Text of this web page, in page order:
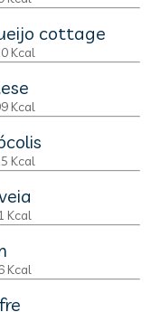
cottage
Kcal
Kcal
Kcal
Kcal
Kcal